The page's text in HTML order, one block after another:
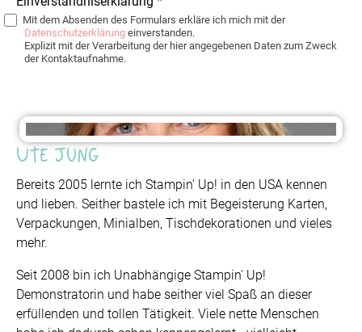
Mit dem Absenden des Formulars erkläre ich mich mit der
Datenschutzerklärung einverstanden.
Explizit mit der Verarbeitung der hier angegebenen Daten zum Zweck
der Kontaktaufnahme.
Ute Jung
Bereits 2005 lernte ich Stampin’ Up! in den USA kennen
und lieben. Seither bastele ich mit Begeisterung Karten,
Verpackungen, Minialben, Tischdekorationen und vieles
mehr.
Seit 2008 bin ich Unabhängige Stampin' Up!
Demonstratorin und habe seither viel Spaß an dieser
erfüllenden und tollen Tätigkeit. Viele nette Menschen